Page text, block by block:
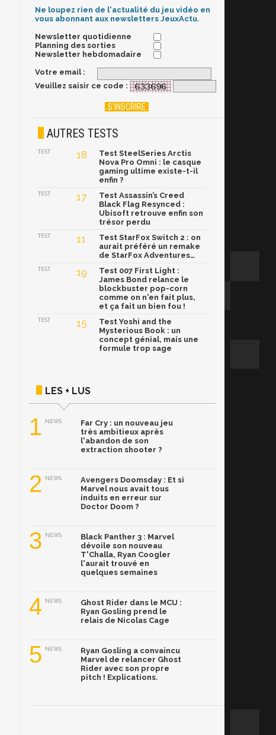
Ne loupez rien de l'actualité du jeu vidéo en
vous abonnant aux newsletters JeuxActu.
Newsletter quotidienne
Planning des sorties
Newsletter hebdomadaire
Votre email :
Veuillez saisir ce code :
AUTRES TESTS
TEST 18
Test SteelSeries Arctis
Nova Pro Omni : le casque
gaming ultime existe-t-il
enfin ?
TEST 17
Test Assassin’s Creed
Black Flag Resynced :
Ubisoft retrouve enfin son
trésor perdu
TEST 11
Test StarFox Switch 2 : on
aurait préféré un remake
de StarFox Adventures…
TEST 19
Test 007 First Light :
James Bond relance le
blockbuster pop-corn
comme on n'en fait plus,
et ça fait un bien fou !
TEST 15
Test Yoshi and the
Mysterious Book : un
concept génial, mais une
formule trop sage
LES + LUS
1 NEWS
Far Cry : un nouveau jeu
très ambitieux après
l'abandon de son
extraction shooter ?
2 NEWS
Avengers Doomsday : Et si
Marvel nous avait tous
induits en erreur sur
Doctor Doom ?
3 NEWS
Black Panther 3 : Marvel
dévoile son nouveau
T'Challa, Ryan Coogler
l'aurait trouvé en
quelques semaines
4 NEWS
Ghost Rider dans le MCU :
Ryan Gosling prend le
relais de Nicolas Cage
5 NEWS
Ryan Gosling a convaincu
Marvel de relancer Ghost
Rider avec son propre
pitch ! Explications.